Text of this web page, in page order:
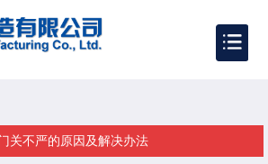
关不严的原因及解决办法